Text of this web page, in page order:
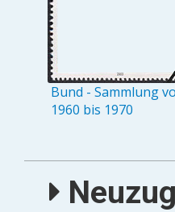
Bund - Sammlung
1960 bis 1970